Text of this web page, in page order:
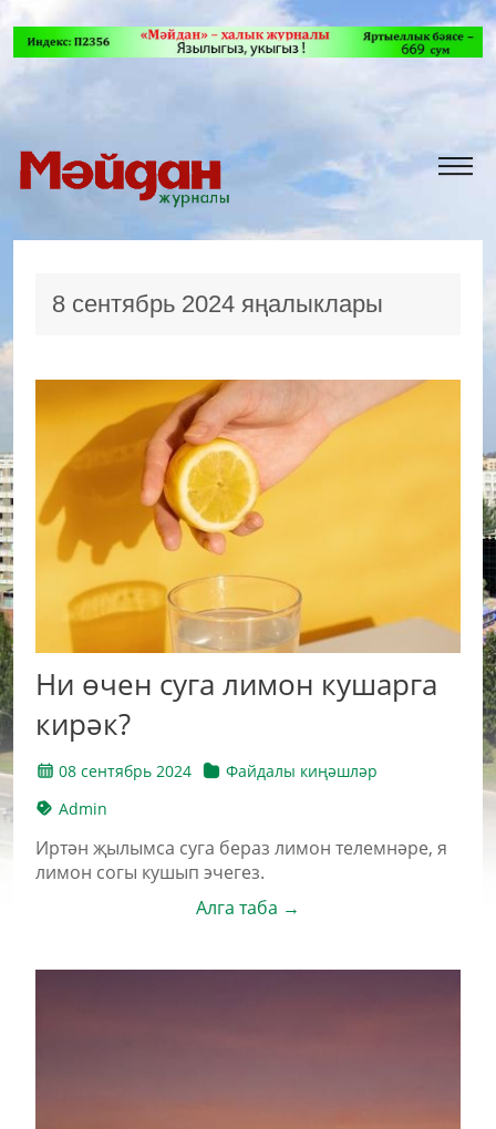
8 сентябрь 2024 яңалыклары
Ни өчен суга лимон кушарга
кирәк?
08 сентябрь 2024
Файдалы киңәшләр
Admin
Иртән җылымса суга бераз лимон телемнәре, я
лимон согы кушып эчегез.
Алга таба →